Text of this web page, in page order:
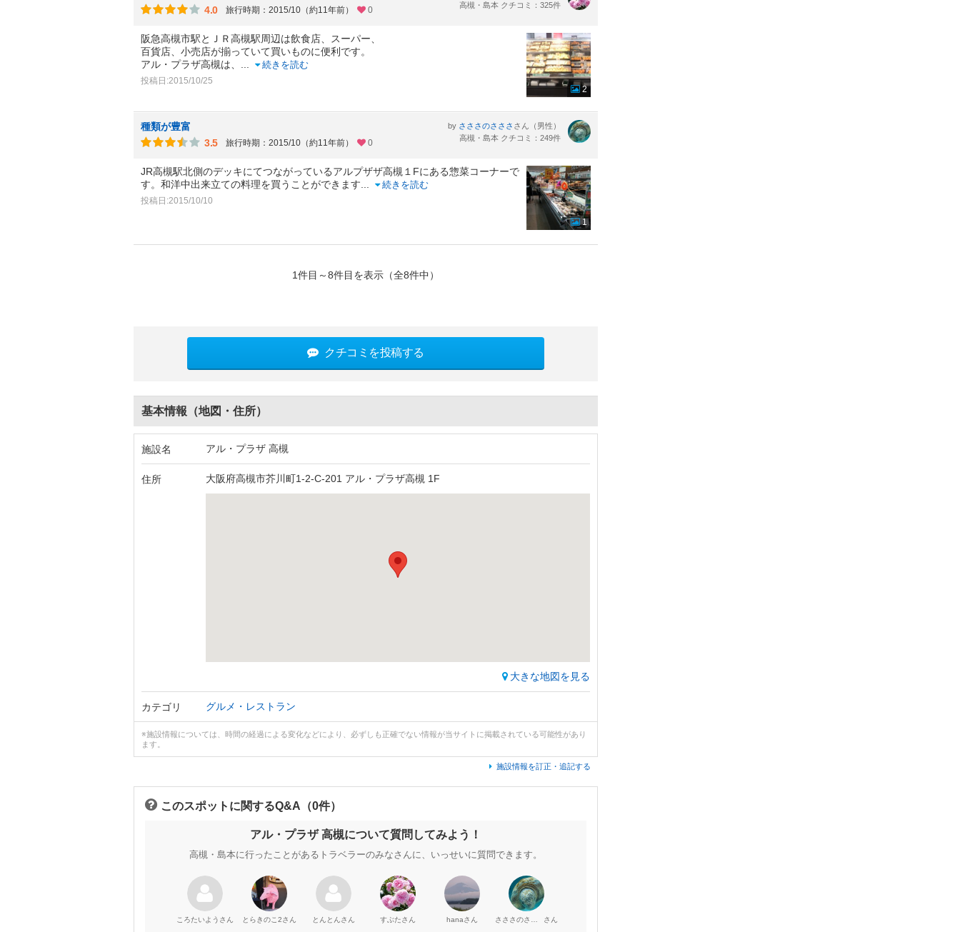
4.0
旅行時期：2015/10（約11年前） 0
高槻・島本 クチコミ：325件
阪急高槻市駅とＪＲ高槻駅周辺は飲食店、スーパー、
百貨店、小売店が揃っていて買いものに便利です。
アル・プラザ高槻は、
続きを読む
投稿日:2015/10/25
2
種類が豊富
3.5
旅行時期：2015/10（約11年前） 0
by さささのさささ さん（男性）
高槻・島本 クチコミ：249件
JR高槻駅北側のデッキにてつながっているアルプザザ高槻１Fにある惣菜コーナーで
す。和洋中出来立ての料理を買うことができます
続きを読む
投稿日:2015/10/10
1
1件目～8件目を表示（全8件中）
クチコミを投稿する
基本情報（地図・住所）
施設名 アル・プラザ 高槻
住所 大阪府高槻市芥川町1-2-C-201 アル・プラザ高槻 1F
大きな地図を見る
カテゴリ グルメ・レストラン
※施設情報については、時間の経過による変化などにより、必ずしも正確でない情報が当サイトに掲載されている可能性があり
ます。
施設情報を訂正・追記する
このスポットに関するQ&A（0件）
アル・プラザ 高槻について質問してみよう！
高槻・島本に行ったことがあるトラベラーのみなさんに、いっせいに質問できます。
ころたいよう さん とらきのこ2さん とんとん さん すぶたさん hanaさん さん